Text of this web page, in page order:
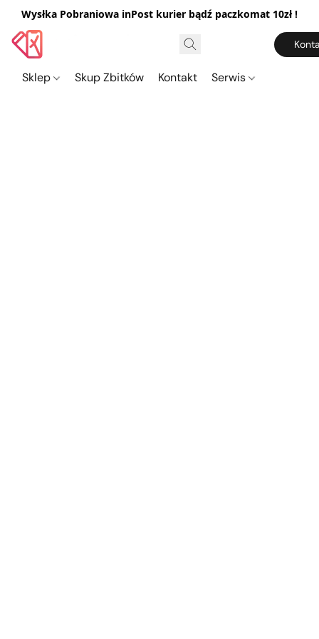
Wysłka Pobraniowa inPost kurier bądź paczkomat 10zł !
Sklep Skup Zbitków Kontakt Serwis